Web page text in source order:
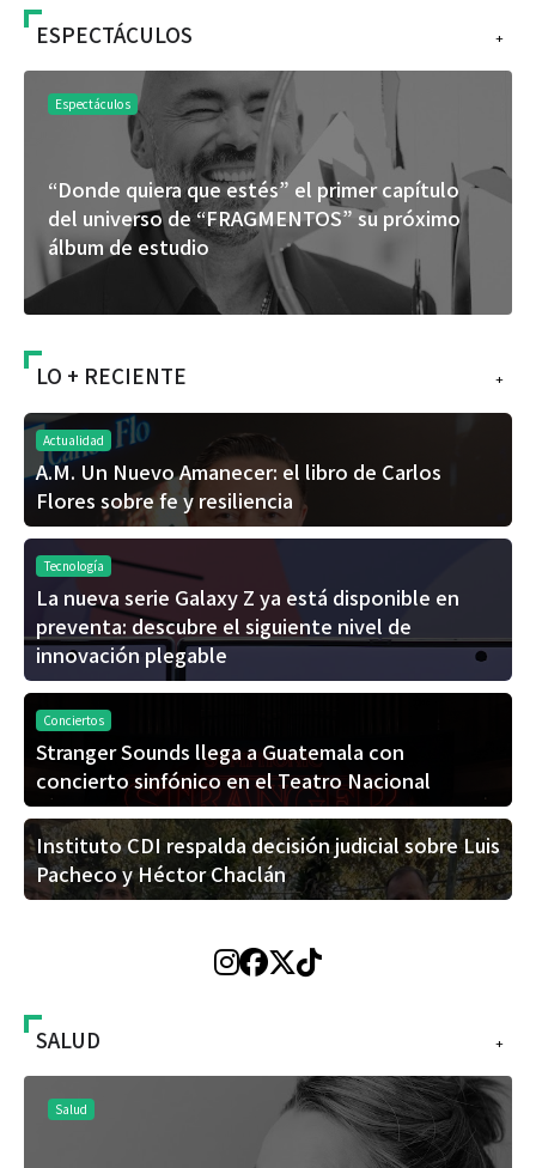
+
ESPECTÁCULOS
Espectáculos
“Donde quiera que estés” el primer capítulo
del universo de “FRAGMENTOS” su próximo
álbum de estudio
+
LO + RECIENTE
Actualidad
A.M. Un Nuevo Amanecer: el libro de Carlos
Flores sobre fe y resiliencia
Tecnología
La nueva serie Galaxy Z ya está disponible en
preventa: descubre el siguiente nivel de
innovación plegable
Conciertos
Stranger Sounds llega a Guatemala con
concierto sinfónico en el Teatro Nacional
Instituto CDI respalda decisión judicial sobre Luis
Pacheco y Héctor Chaclán
+
SALUD
Salud